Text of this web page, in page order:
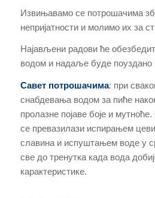
Извињавамо се потрошачима
непријатности и молимо их за
Најављени радови ће
водом и надаље буде поуздано
Савет потрошачима: при
снабдевања водом за пиће
пролазне појаве боје и
се превазилази испирањем
славина и испуштањем воде у
све до тренутка када вода
карактеристике.